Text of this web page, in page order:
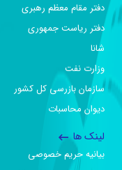
دفتر مقام معظم رهبری
دفتر ریاست جمهوری
شانا
وزارت نفت
سازمان بازرسی کل کشور
دیوان محاسبات
لینک ها
بیانیه حریم خصوصی